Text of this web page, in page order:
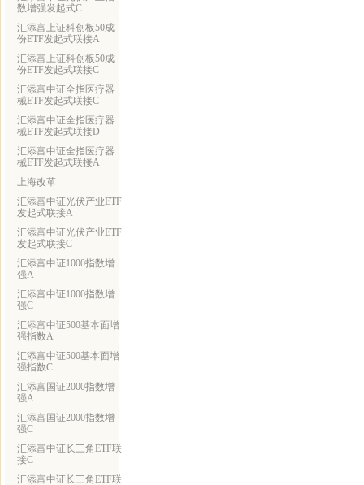
数增强发起式C
汇添富上证科创板50成
份ETF发起式联接A
汇添富上证科创板50成
份ETF发起式联接C
汇添富中证全指医疗器
械ETF发起式联接C
汇添富中证全指医疗器
械ETF发起式联接D
汇添富中证全指医疗器
械ETF发起式联接A
上海改革
汇添富中证光伏产业ETF
发起式联接A
汇添富中证光伏产业ETF
发起式联接C
汇添富中证1000指数增
强A
汇添富中证1000指数增
强C
汇添富中证500基本面增
强指数A
汇添富中证500基本面增
强指数C
汇添富国证2000指数增
强A
汇添富国证2000指数增
强C
汇添富中证长三角ETF联
接C
汇添富中证长三角ETF联